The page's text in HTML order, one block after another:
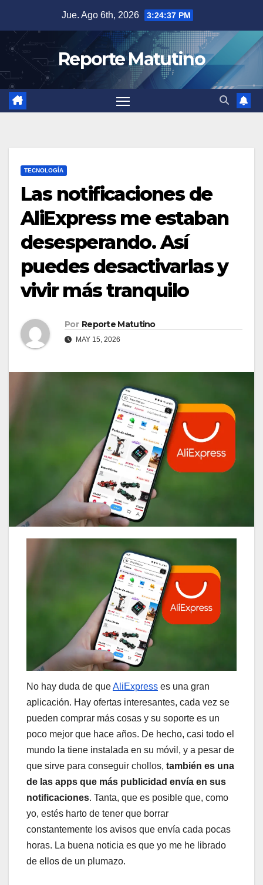
contenido
Jue. Ago 6th, 2026 3:24:38 PM
Reporte Matutino
TECNOLOGÍA
Las notificaciones de
AliExpress me estaban
desesperando. Así
puedes desactivarlas y
vivir más tranquilo
Por Reporte Matutino
MAY 15, 2026
No hay duda de queAliExpress es una gran
aplicación. Hay ofertas interesantes, cada vez se
pueden comprar más cosas y su soporte es un
poco mejor que hace años. De hecho, casi todo el
mundo la tiene instalada en su móvil, y a pesar de
que sirve para conseguir chollos, también es una
de las apps que más publicidad envía en sus
notificaciones. Tanta, que es posible que, como
yo, estés harto de tener que borrar
constantemente los avisos que envía cada pocas
horas. La buena noticia es que yo me he librado
de ellos de un plumazo.